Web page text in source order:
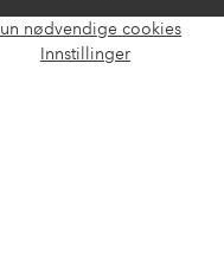
nødvendige cookies
Innstillinger